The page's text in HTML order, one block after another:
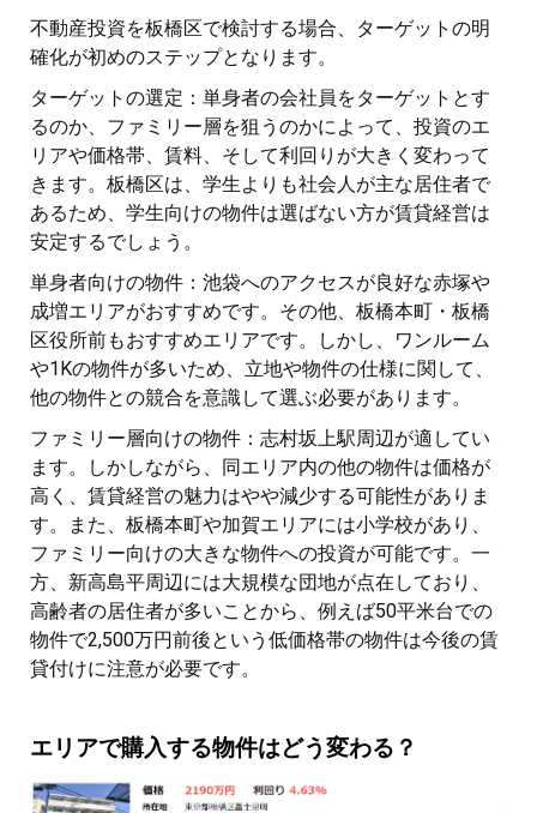
不動産投資を板橋区で検討する場合、ターゲットの明
確化が初めのステップとなります。
ターゲットの選定：単身者の会社員をターゲットとす
るのか、ファミリー層を狙うのかによって、投資のエ
リアや価格帯、賃料、そして利回りが大きく変わって
きます。板橋区は、学生よりも社会人が主な居住者で
あるため、学生向けの物件は選ばない方が賃貸経営は
安定するでしょう。
単身者向けの物件：池袋へのアクセスが良好な赤塚や
成増エリアがおすすめです。その他、板橋本町・板橋
区役所前もおすすめエリアです。しかし、ワンルーム
や1Kの物件が多いため、立地や物件の仕様に関して、
他の物件との競合を意識して選ぶ必要があります。
ファミリー層向けの物件：志村坂上駅周辺が適してい
ます。しかしながら、同エリア内の他の物件は価格が
高く、賃貸経営の魅力はやや減少する可能性がありま
す。また、板橋本町や加賀エリアには小学校があり、
ファミリー向けの大きな物件への投資が可能です。一
方、新高島平周辺には大規模な団地が点在しており、
高齢者の居住者が多いことから、例えば50平米台での
物件で2,500万円前後という低価格帯の物件は今後の賃
貸付けに注意が必要です。
エリアで購入する物件はどう変わる？